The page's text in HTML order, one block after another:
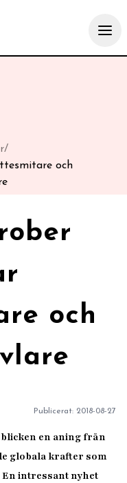
/
och
och
Publicerat: 2018-08-27
en aning från
globala krafter som
intressant nyhet